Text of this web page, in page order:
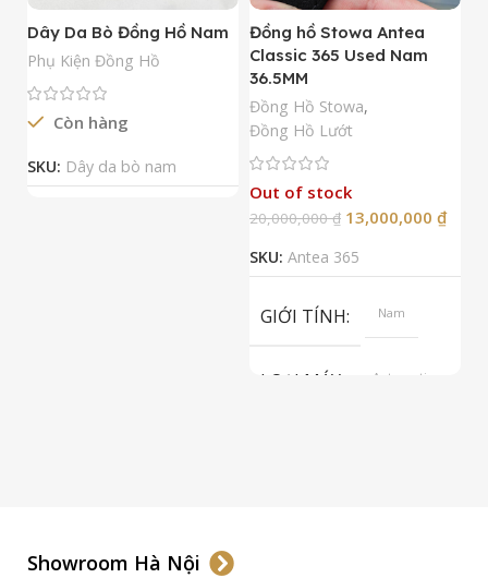
Dây Da Bò Đồng Hồ Nam
Phụ Kiện Đồng Hồ
Còn hàng
SKU: Dây da bò nam
Đồng hồ Stowa Antea
Classic 365 Used Nam
36.5MM
Đồng Hồ Stowa,
Đồng Hồ Lướt
Out of stock
20,000,000₫ 13,000,000 ₫
SKU: Antea 365
GIỚI TÍNH Nam
LOẠI MÁY
Automatic
Showroom Hà Nội